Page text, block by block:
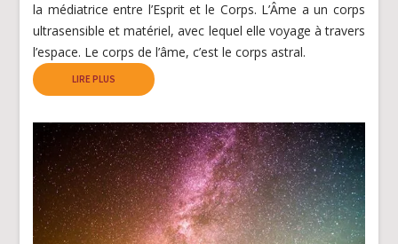
la médiatrice entre l’Esprit et le Corps. L’Âme a un corps
ultrasensible et matériel, avec lequel elle voyage à travers
l’espace. Le corps de l’âme, c’est le corps astral.
LIRE PLUS